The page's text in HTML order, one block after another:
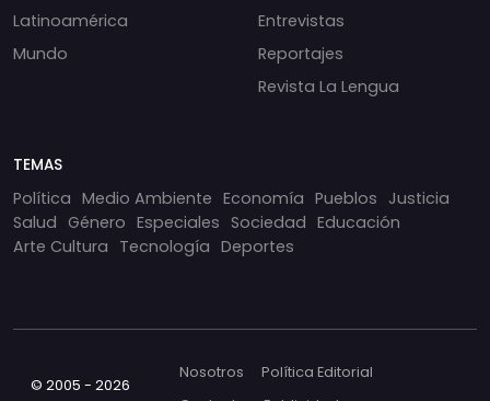
Latinoamérica
Mundo
Entrevistas
Reportajes
Revista La Lengua
TEMAS
Política Medio Ambiente Economía Pueblos Justicia
Salud Género Especiales Sociedad Educación
Arte Cultura Tecnología Deportes
© 2005 - 2026
Nosotros
Política Editorial